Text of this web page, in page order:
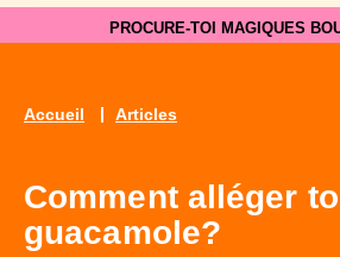
PROCURE-TOI MAGIQUES
Accueil Articles
Comment alléger
guacamole?